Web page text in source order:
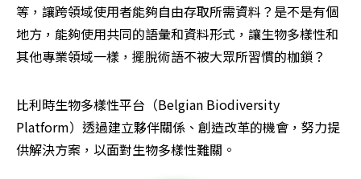
等，讓跨領域使用者能夠自由存取所需資料？是不是有個
地方，能夠使用共同的語彙和資料形式，讓生物多樣性和
其他專業領域一樣，擺脫術語不被大眾所習慣的枷鎖？
比利時生物多樣性平台（Belgian Biodiversity
Platform）透過建立夥伴關係、創造改革的機會，努力提
供解決方案，以面對生物多樣性難關。